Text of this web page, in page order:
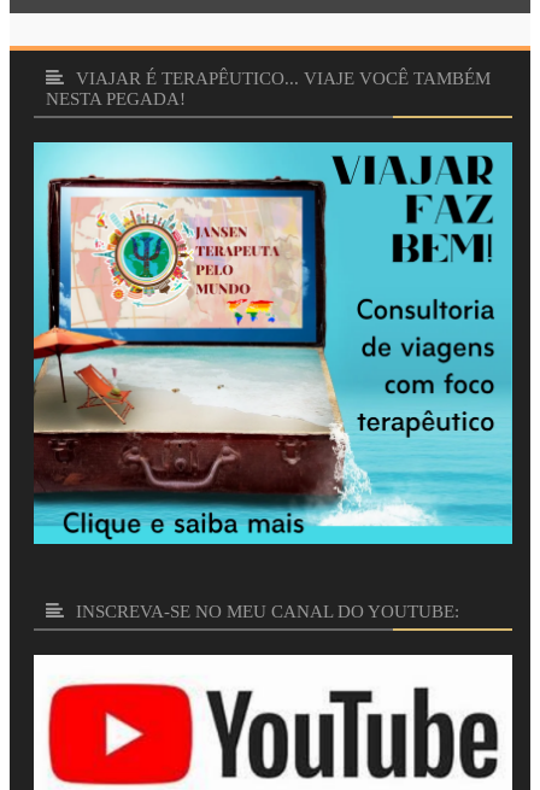
VIAJAR É TERAPÊUTICO... VIAJE VOCÊ TAMBÉM
NESTA PEGADA!
INSCREVA-SE NO MEU CANAL DO YOUTUBE: